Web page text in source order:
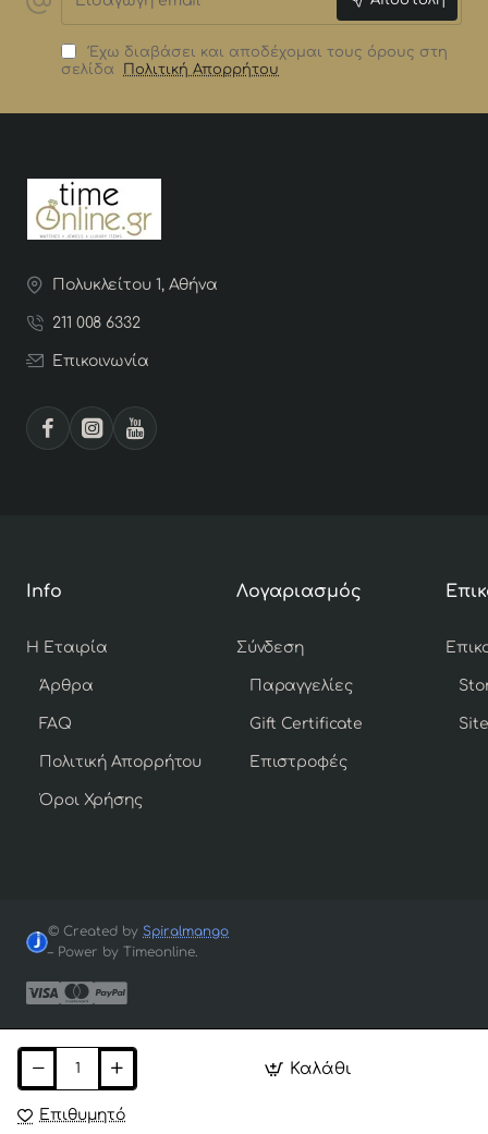
Καλάθι
Επιθυμητό
email
Έχω διαβάσει και αποδέχομαι τους όρους στη
σελίδα
Πολιτική Απορρήτου
Πολυκλείτου 1, Αθήνα
211 008 6332
Επικοινωνία
Info
Η Εταιρία
Άρθρα
FAQ
Πολιτική Απορρήτου
Όροι Χρήσης
Λογαριασμός
Σύνδεση
Παραγγελίες
Gift Certificate
Επιστροφές
© Created by Spiralmango
– Power by Timeonline.